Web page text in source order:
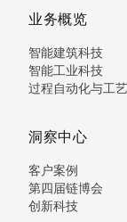
业务概览
智能建筑科技
智能工业科技
过程自动化与工
洞察中心
客户案例
第四届链博会
创新科技